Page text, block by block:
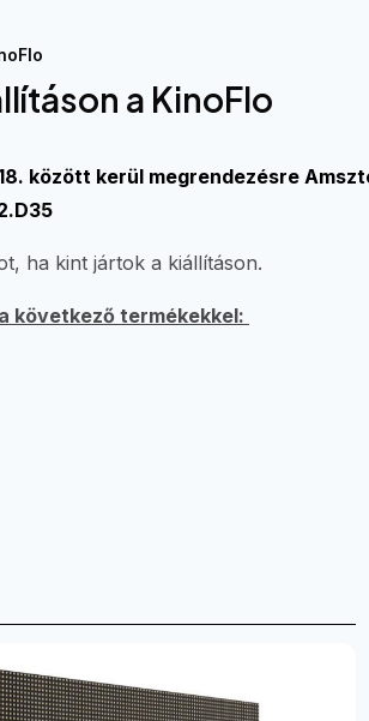
a KinoFlo
között kerül megrendezésre
ha kint jártok a kiállításon.
következő termékekkel: